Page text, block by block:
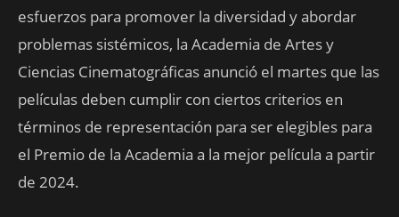
esfuerzos para promover la diversidad y abordar
problemas sistémicos, la Academia de Artes y
Ciencias Cinematográficas anunció el martes que las
películas deben cumplir con ciertos criterios en
términos de representación para ser elegibles para
el Premio de la Academia a la mejor película a partir
de 2024.